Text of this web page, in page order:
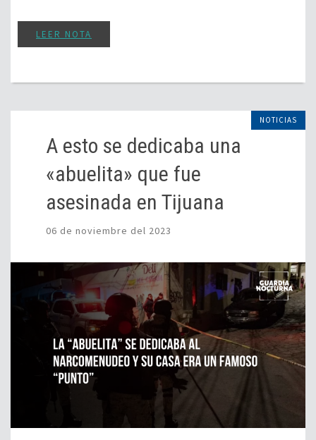
LEER NOTA
NOTICIAS
A esto se dedicaba una
«abuelita» que fue
asesinada en Tijuana
06 de noviembre del 2023